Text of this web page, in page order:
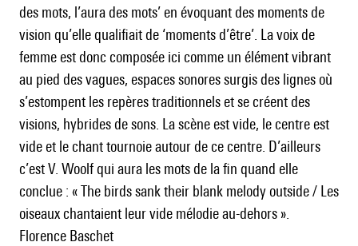
des mots, l’aura des mots’ en évoquant des moments de
vision qu’elle qualifiait de ‘moments d’être’. La voix de
femme est donc composée ici comme un élément vibrant
au pied des vagues, espaces sonores surgis des lignes où
s’estompent les repères traditionnels et se créent des
visions, hybrides de sons. La scène est vide, le centre est
vide et le chant tournoie autour de ce centre. D’ailleurs
c’est V. Woolf qui aura les mots de la fin quand elle
conclue : « The birds sank their blank melody outside / Les
oiseaux chantaient leur vide mélodie au-dehors ».
Florence Baschet